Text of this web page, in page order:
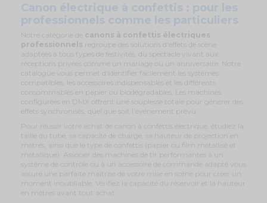
Canon électrique à confettis : pour les
professionnels comme les particuliers
Notre catégorie de canons à confettis électriques
professionnels regroupe des solutions d'effets de scène
adaptées à tous types de festivités, du spectacle vivant aux
réceptions privées comme un mariage ou un anniversaire. Notre
catalogue vous permet d'identifier facilement les systèmes
compatibles, les accessoires indispensables et les différents
consommables en papier ou biodégradables. Les machines
configurées en DMX offrent une souplesse totale pour générer des
effets synchronisés, quel que soit l'événement prévu.
Pour réussir votre achat de canon à confettis électrique, étudiez la
taille du tube, sa capacité de charge, sa hauteur de projection en
mètres, ainsi que le type de confettis (papier ou film métallisé et
métallique). Associer des machines de tir performantes à un
système de contrôle ou à un accessoire de commande adapté vous
assure une parfaite maîtrise de votre mise en scène pour créer un
moment inoubliable. Vérifiez la capacité du réservoir et la hauteur
en mètres avant tout achat.